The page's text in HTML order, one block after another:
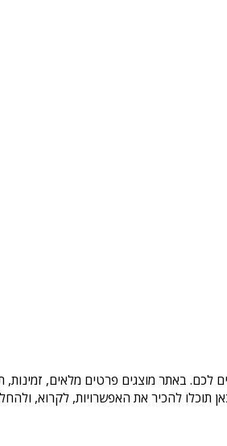
באתר מוצגים פרטים מלאים, זמינות,
תוכלו להכיר את האפשרויות, לקרוא,